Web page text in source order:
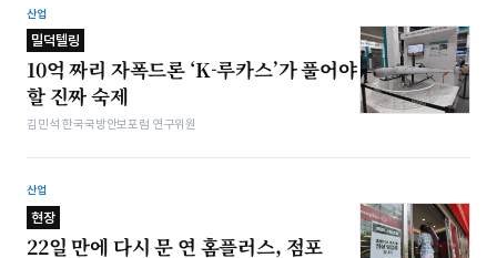
산업
밀덕텔링
10억 짜리 자폭드론 ‘K-루카스’가 풀어야
할 진짜 숙제
김민석 한국국방안보포럼 연구위원
산업
현장
22일 만에 다시 문 연 홈플러스, 점포